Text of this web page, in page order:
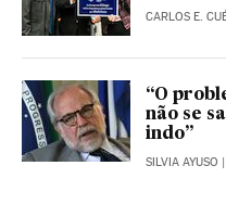
CARLOS E.
“O
não se
indo”
SILVIA AYUSO